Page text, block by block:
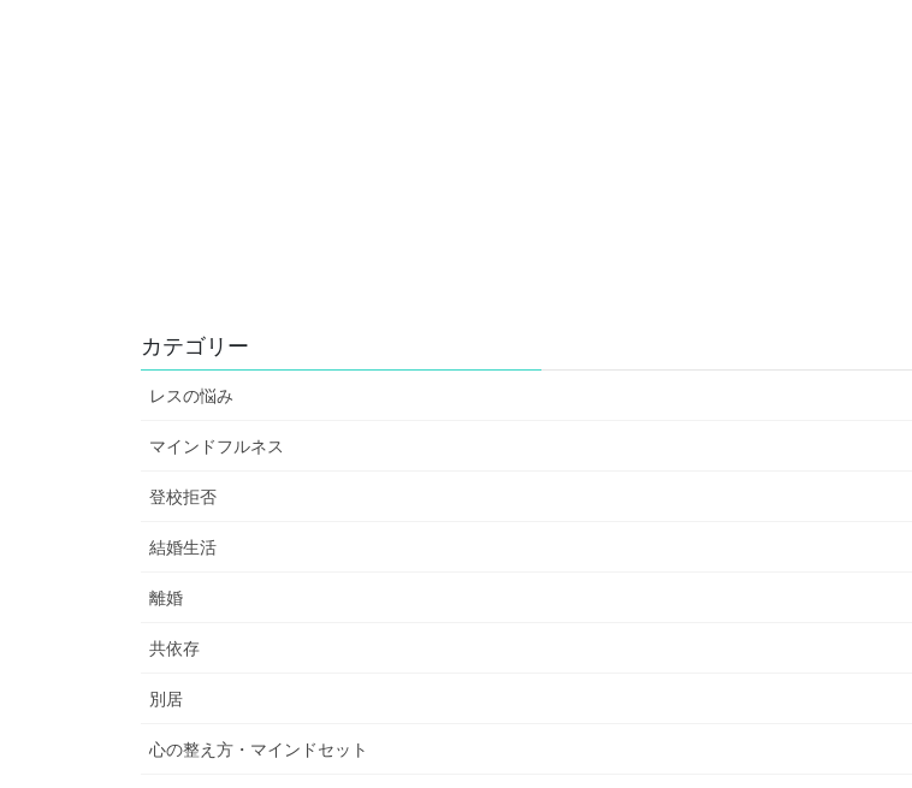
カテゴリー
レスの悩み
マインドフルネス
登校拒否
結婚生活
離婚
共依存
別居
心の整え方・マインドセット